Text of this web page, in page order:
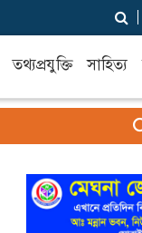
তথ্যপ্রযুক্তি সাহিত্য